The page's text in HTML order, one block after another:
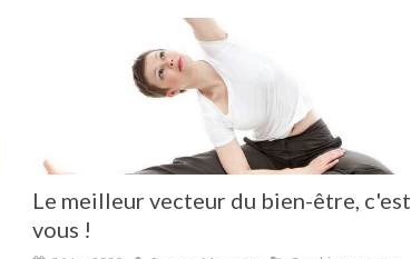
Le meilleur vecteur du bien-être, c'est
vous !